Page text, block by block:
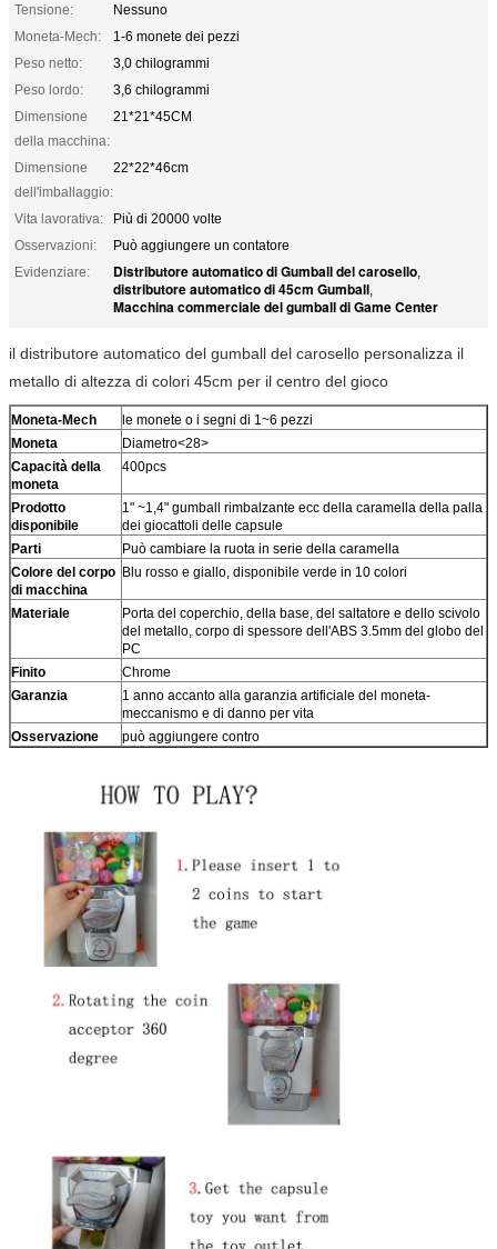
Tensione:
Nessuno
Moneta-Mech:
1-6 monete dei pezzi
Peso netto:
3,0 chilogrammi
Peso lordo:
3,6 chilogrammi
Dimensione
della macchina:
21*21*45CM
Dimensione
dell'imballaggio:
22*22*46cm
Vita lavorativa:
Più di 20000 volte
Osservazioni:
Può aggiungere un contatore
Evidenziare:
Distributore automatico di Gumball del carosello,
distributore automatico di 45cm Gumball,
Macchina commerciale del gumball di Game Center
il distributore automatico del gumball del carosello personalizza il
metallo di altezza di colori 45cm per il centro del gioco
Moneta-Mech
le monete o i segni di 1~6 pezzi
Moneta
Diametro<28>
Capacità della
moneta
400pcs
Prodotto
disponibile
1" ~1,4" gumball rimbalzante ecc della caramella della palla
dei giocattoli delle capsule
Parti
Può cambiare la ruota in serie della caramella
Colore del corpo
di macchina
Blu rosso e giallo, disponibile verde in 10 colori
Materiale
Porta del coperchio, della base, del saltatore e dello scivolo
del metallo, corpo di spessore dell'ABS 3.5mm del globo del
PC
Finito
Chrome
Garanzia
1 anno accanto alla garanzia artificiale del moneta-
meccanismo e di danno per vita
Osservazione
può aggiungere contro